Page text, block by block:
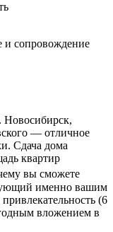
и сопровождение
Новосибирск,
— отличное
Сдача дома
квартир
вы сможете
именно вашим
(6
вложением в